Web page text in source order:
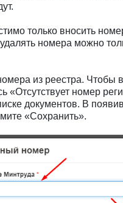
только вносить
номера можно
из реестра. Чтобы
«Отсутствует номер
документов. В
«Сохранить».